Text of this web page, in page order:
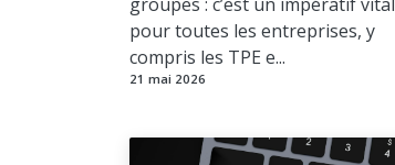
pour toutes les entreprises, y
compris les TPE e...
21 mai 2026